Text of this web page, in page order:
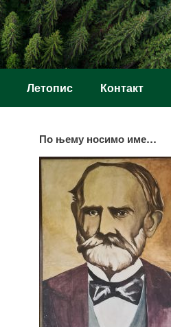
Летопис Контакт
По њему носимо име…